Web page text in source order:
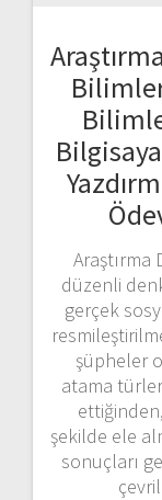
Araştırma
düzenli
gerçek
şüpheler
atama
şekilde ele
sonuçları